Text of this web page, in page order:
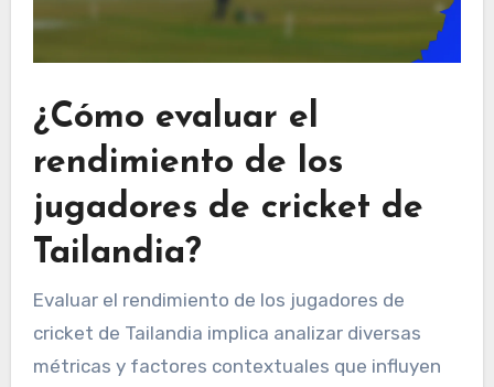
¿Cómo evaluar el
rendimiento de los
jugadores de cricket de
Tailandia?
Evaluar el rendimiento de los jugadores de
cricket de Tailandia implica analizar diversas
métricas y factores contextuales que influyen